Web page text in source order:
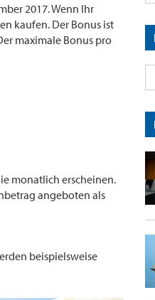
2017. Wenn Ihr
kaufen. Der Bonus ist
maximale Bonus pro
monatlich erscheinen.
angeboten als
beispielsweise